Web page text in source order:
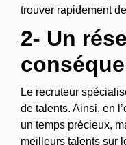
trouver rapidement
2- Un
Le recruteur
de talents. Ainsi, en
un temps précieux,
meilleurs talents sur